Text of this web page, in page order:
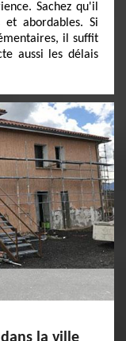
Sachez qu'il
et abordables. Si
il suffit
aussi les délais
la ville